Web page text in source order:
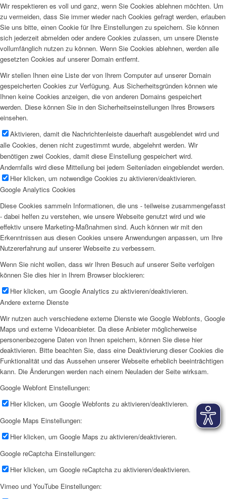
Wir respektieren es voll und ganz, wenn Sie Cookies ablehnen möchten. Um
zu vermeiden, dass Sie immer wieder nach Cookies gefragt werden, erlauben
Sie uns bitte, einen Cookie für Ihre Einstellungen zu speichern. Sie können
sich jederzeit abmelden oder andere Cookies zulassen, um unsere Dienste
vollumfänglich nutzen zu können. Wenn Sie Cookies ablehnen, werden alle
gesetzten Cookies auf unserer Domain entfernt.
Wir stellen Ihnen eine Liste der von Ihrem Computer auf unserer Domain
gespeicherten Cookies zur Verfügung. Aus Sicherheitsgründen können wie
Ihnen keine Cookies anzeigen, die von anderen Domains gespeichert
werden. Diese können Sie in den Sicherheitseinstellungen Ihres Browsers
einsehen.
Aktivieren, damit die Nachrichtenleiste dauerhaft ausgeblendet wird und
alle Cookies, denen nicht zugestimmt wurde, abgelehnt werden. Wir
benötigen zwei Cookies, damit diese Einstellung gespeichert wird.
Andernfalls wird diese Mitteilung bei jedem Seitenladen eingeblendet werden.
Hier klicken, um notwendige Cookies zu aktivieren/deaktivieren.
Google Analytics Cookies
Diese Cookies sammeln Informationen, die uns - teilweise zusammengefasst
- dabei helfen zu verstehen, wie unsere Webseite genutzt wird und wie
effektiv unsere Marketing-Maßnahmen sind. Auch können wir mit den
Erkenntnissen aus diesen Cookies unsere Anwendungen anpassen, um Ihre
Nutzererfahrung auf unserer Webseite zu verbessern.
Wenn Sie nicht wollen, dass wir Ihren Besuch auf unserer Seite verfolgen
können Sie dies hier in Ihrem Browser blockieren:
Hier klicken, um Google Analytics zu aktivieren/deaktivieren.
Andere externe Dienste
Wir nutzen auch verschiedene externe Dienste wie Google Webfonts, Google
Maps und externe Videoanbieter. Da diese Anbieter möglicherweise
personenbezogene Daten von Ihnen speichern, können Sie diese hier
deaktivieren. Bitte beachten Sie, dass eine Deaktivierung dieser Cookies die
Funktionalität und das Aussehen unserer Webseite erheblich beeinträchtigen
kann. Die Änderungen werden nach einem Neuladen der Seite wirksam.
Google Webfont Einstellungen:
Hier klicken, um Google Webfonts zu aktivieren/deaktivieren.
Google Maps Einstellungen:
Hier klicken, um Google Maps zu aktivieren/deaktivieren.
Google reCaptcha Einstellungen:
Hier klicken, um Google reCaptcha zu aktivieren/deaktivieren.
Vimeo und YouTube Einstellungen: